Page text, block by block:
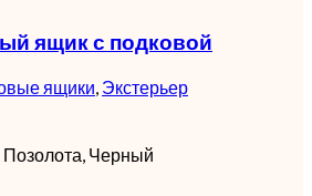
ящик с подковой
ящики, Экстерьер
Позолота, Черный